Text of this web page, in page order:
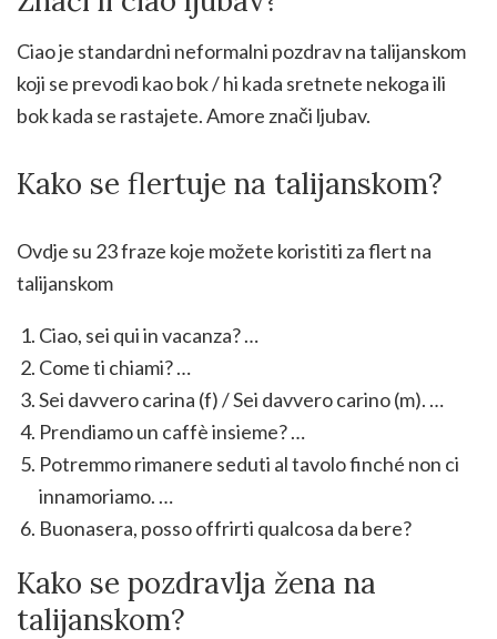
Ciao je standardni neformalni pozdrav na talijanskom
koji se prevodi kao bok / hi kada sretnete nekoga ili
bok kada se rastajete. Amore znači ljubav.
Kako se flertuje na talijanskom?
Ovdje su 23 fraze koje možete koristiti za flert na
talijanskom
Ciao, sei qui in vacanza? …
Come ti chiami? …
Sei davvero carina (f) / Sei davvero carino (m). …
Prendiamo un caffè insieme? …
Potremmo rimanere seduti al tavolo finché non ci
innamoriamo. …
Buonasera, posso offrirti qualcosa da bere?
Kako se pozdravlja žena na
talijanskom?